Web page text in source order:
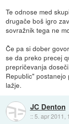
Te odnose med
drugače boš igro
sovražnik tega ne
Če pa si dober
se da preko precej
prepričevanja
Republic"
lažje.
JC Denton
:: 5. apr 2011,